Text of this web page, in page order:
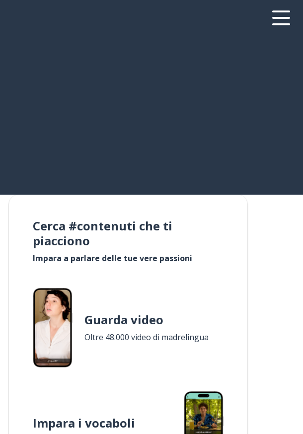
Cerca #contenuti che ti
piacciono
Impara a parlare delle tue vere passioni
Guarda video
Oltre 48.000 video di madrelingua
Impara i vocaboli